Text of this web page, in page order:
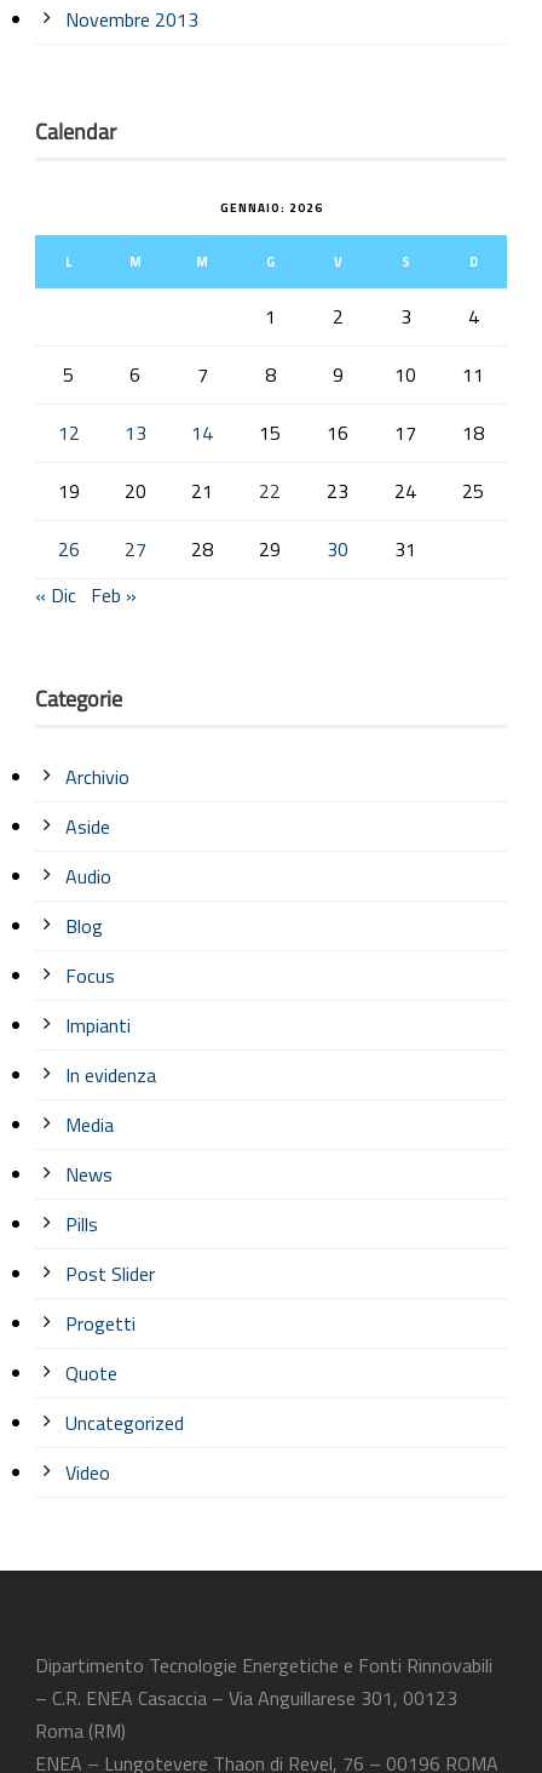
Novembre 2013
Calendar
GENNAIO: 2026
L M M G V S D
1 2 3
4
5
6 7 8 9 10
11
12
13 14 15 16 17
18
19
20 21 22 23 24
25
26
27 28 29 30
31
« Dic Feb »
Categorie
Archivio
Aside
Audio
Blog
Focus
Impianti
In evidenza
Media
News
Pills
Post Slider
Progetti
Quote
Uncategorized
Video
Dipartimento Tecnologie Energetiche e Fonti Rinnovabili
– C.R. ENEA Casaccia – Via Anguillarese 301, 00123
Roma (RM)
ENEA – Lungotevere Thaon di Revel, 76 – 00196 ROMA